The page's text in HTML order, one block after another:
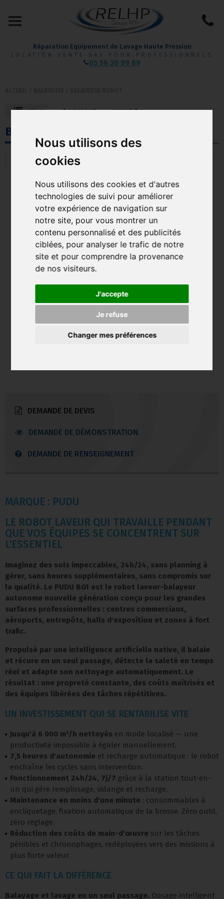
Nous utilisons des
cookies
Nous utilisons des cookies et d'autres
technologies de suivi pour améliorer
votre expérience de navigation sur
notre site, pour vous montrer un
contenu personnalisé et des publicités
ciblées, pour analyser le trafic de notre
site et pour comprendre la provenance
de nos visiteurs.
J'accepte
Je refuse
Changer mes préférences
Réparation Equipement de Lavage Haute Pression
LOCATION VENTE SAV POUR PROFESSIONNELS
05 56 30 99 89
retour précédent suivant
BG1 PUDU
DEMANDE DE DEVIS
DEMANDE DE DÉMONSTRATION
DEMANDE DE RENSEIGNEMENT
MARQUE : PUDU
LE ROBOT LAVEUR QUI TRAVAILLE PENDANT
QUE VOS ÉQUIPES SE CONCENTRENT SUR
L'ESSENTIEL
Imaginez des sols impeccables, 24h/24, sans planning à
gérer, sans heures supplémentaires, sans compromis sur
la qualité. Le PUDU BG1 est le robot laveur-balayeur
autonome nouvelle génération conçu pour les grandes
surfaces professionnelles : centres commerciaux,
aéroports, entrepôts, halls d'exposition et zones à fort
trafic.
Propulsé par une intelligence artificielle native, il balaie
et récure en un seul passage, détecte la saleté en temps
réel et adapte son nettoyage automatiquement. Le
résultat : une propreté constante, des coûts maîtrisés et
des équipes libérées des tâches répétitives.
UN INVESTISSEMENT QUI SE RENTABILISE VITE
Jusqu'à 6 000 m²/h nettoyés en mode localisé — une
productivité impossible à égaler manuellement.
7,5 heures d'autonomie et recharge automatique : le robot
enchaîne les cycles sans intervention.
Fonctionnement 24h/24, 7j/7 grâce à la station tout-en-
un qui gère remplissage, vidange et recharge.
Maintenance en moins d'une minute : consommables à
encliquetage, fixation automatique de la brosse. Zéro outil,
zéro réglage.
Réduction des coûts de main-d'œuvre sur les tâches
pénibles et chronophages, redéployées vers des missions à
plus forte valeur.
CE QUI FAIT LA DIFFÉRENCE
Balayage et lavage en un seul passage. Dosage intelligent